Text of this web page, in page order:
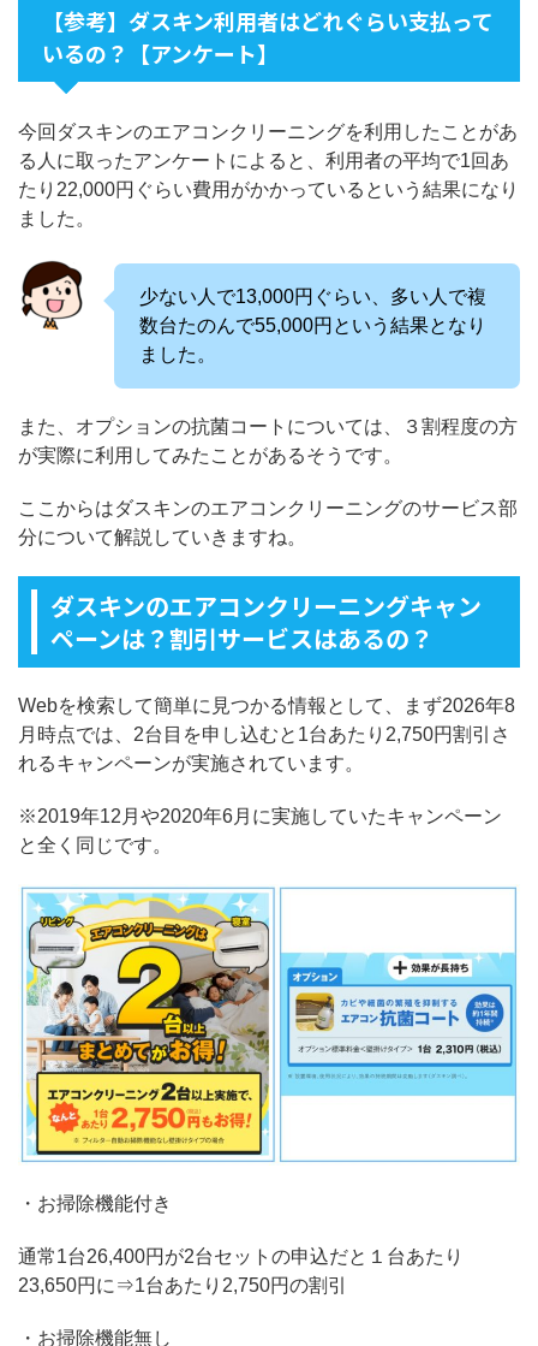
【参考】ダスキン利用者はどれぐらい支払って
いるの？【アンケート】
今回ダスキンのエアコンクリーニングを利用したことがあ
る人に取ったアンケートによると、利用者の平均で1回あ
たり22,000円ぐらい費用がかかっているという結果になり
ました。
少ない人で13,000円ぐらい、多い人で複
数台たのんで55,000円という結果となり
ました。
また、オプションの抗菌コートについては、３割程度の方
が実際に利用してみたことがあるそうです。
ここからはダスキンのエアコンクリーニングのサービス部
分について解説していきますね。
ダスキンのエアコンクリーニングキャン
ペーンは？割引サービスはあるの？
Webを検索して簡単に見つかる情報として、まず2026年8
月時点では、2台目を申し込むと1台あたり2,750円割引さ
れるキャンペーンが実施されています。
※2019年12月や2020年6月に実施していたキャンペーン
と全く同じです。
・お掃除機能付き
通常1台26,400円が2台セットの申込だと１台あたり
23,650円に⇒1台あたり2,750円の割引
・お掃除機能無し